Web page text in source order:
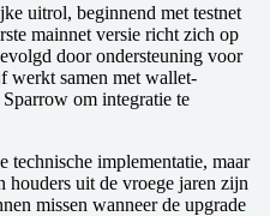
uitrol, beginnend met testnet
mainnet versie richt zich op
door ondersteuning voor
werkt samen met wallet-
om integratie te
technische implementatie, maar
houders uit de vroege jaren zijn
missen wanneer de upgrade